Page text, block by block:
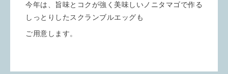
今年は、旨味とコクが強く美味しいノニタマゴで作る
しっとりしたスクランブルエッグも
ご用意します。